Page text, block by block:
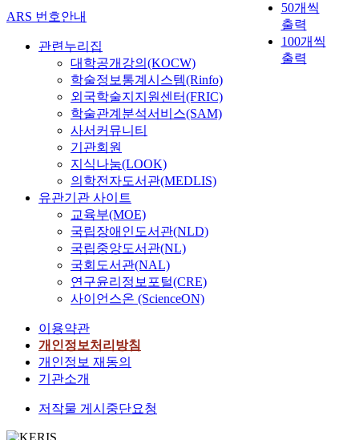
50개씩
출력
100개씩
출력
ARS 번호안내
관련누리집
대학공개강의(KOCW)
학술정보통계시스템(Rinfo)
외국학술지지원센터(FRIC)
학술관계분석서비스(SAM)
사서커뮤니티
기관회원
지식나눔(LOOK)
의학전자도서관(MEDLIS)
유관기관 사이트
교육부(MOE)
국립장애인도서관(NLD)
국립중앙도서관(NL)
국회도서관(NAL)
연구윤리정보포털(CRE)
사이언스온 (ScienceON)
이용약관
개인정보처리방침
개인정보 재동의
기관소개
저작물 게시중단요청